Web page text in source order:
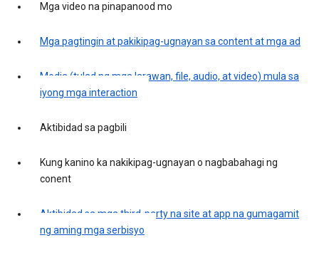
Mga video na pinapanood mo
Mga pagtingin at pakikipag-ugnayan sa content at mga ad
Media (tulad ng mga larawan, file, audio, at video) mula sa
iyong mga interaction
Aktibidad sa pagbili
Kung kanino ka nakikipag-ugnayan o nagbabahagi ng
conent
Aktibidad sa mga third-party na site at app na gumagamit
ng aming mga serbisyo